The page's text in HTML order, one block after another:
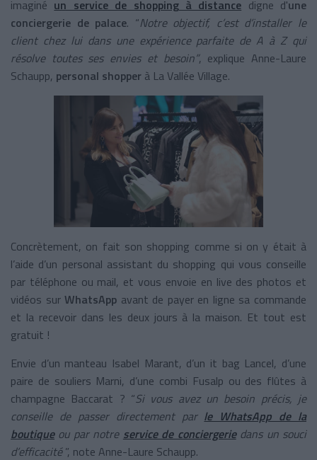
imaginé un service de shopping à distance digne d'une
conciergerie de palace. “Notre objectif, c’est d’installer le
client chez lui dans une expérience parfaite de A à Z qui
résolve toutes ses envies et besoin”, explique Anne-Laure
Schaupp, personal shopper à La Vallée Village.
Concrètement, on fait son shopping comme si on y était à
l’aide d’un personal assistant du shopping qui vous conseille
par téléphone ou mail, et vous envoie en live des photos et
vidéos surWhatsApp avant de payer en ligne sa commande
et la recevoir dans les deux jours à la maison. Et tout est
gratuit !
Envie d’un manteau Isabel Marant, d’un it bag Lancel, d’une
paire de souliers Marni, d’une combi Fusalp ou des flûtes à
champagne Baccarat ? “Si vous avez un besoin précis, je
conseille de passer directement par le WhatsApp de la
boutiqueou par notre service de conciergeriedans un souci
d’efficacité”, note Anne-Laure Schaupp.